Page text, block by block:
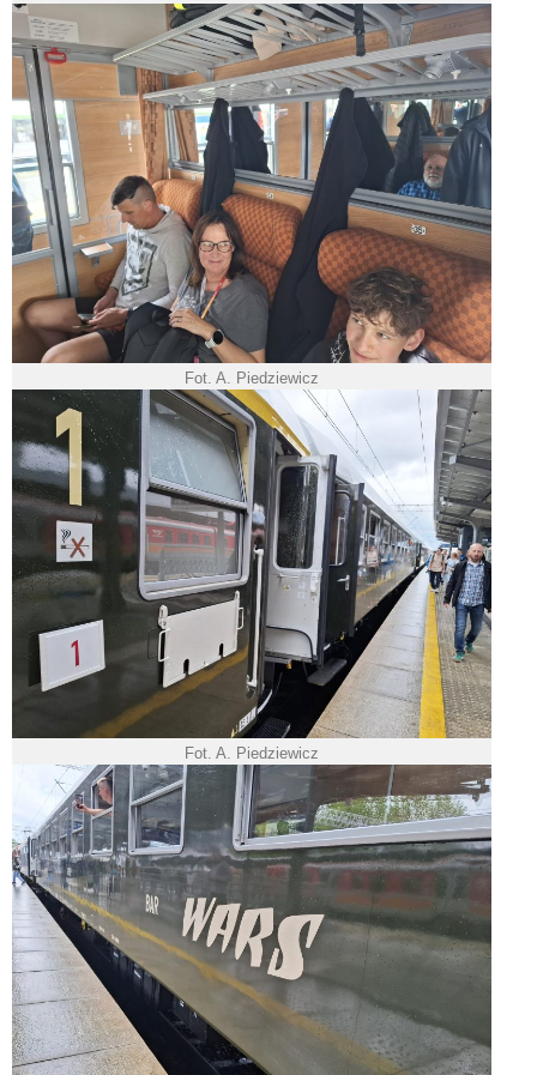
Fot. A. Piedziewicz
Fot. A. Piedziewicz